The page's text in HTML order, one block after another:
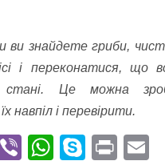
ви знайдете гриби,
і переконатися, що
стані. Це можна
навпіл і перевірити.
Vi W S Pr